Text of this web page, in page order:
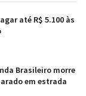
até R$ 5.100 às
Brasileiro morre
em estrada